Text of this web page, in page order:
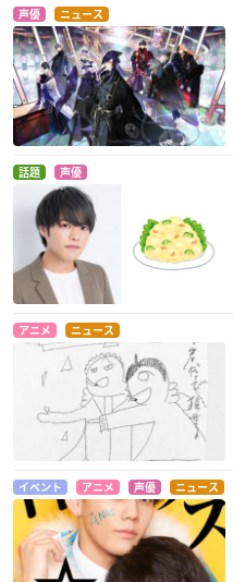
声優 ニュース
話題 声優
アニメ ニュース
イベント アニメ 声優 ニュース